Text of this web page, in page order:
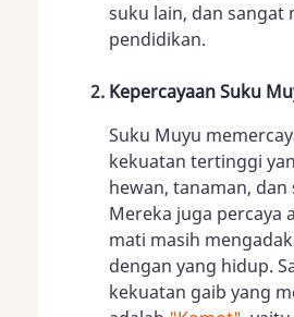
suku lain, dan sangat
pendidikan.
Kepercayaan Suku
Suku Muyu
kekuatan tertinggi
hewan, tanaman, dan
Mereka juga percaya
mati masih
dengan yang hidup.
kekuatan gaib yang